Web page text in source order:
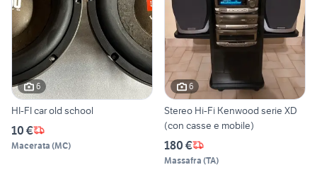
6
HI-FI car old school
10 €
Macerata (MC)
6
Stereo Hi-Fi Kenwood serie XD
(con casse e mobile)
180 €
Massafra (TA)